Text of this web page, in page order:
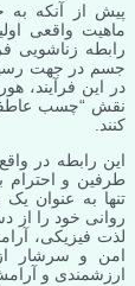
پیش از آنکه به
ماهیت واقعی
رابطه زناشویی
جسم در جهت
در این فرآیند،
نقش “چسب
کنند.
این رابطه در
طرفین و
تنها به عنوان
روانی خود را از
لذت فیزیکی،
امن و سرشار
ارزشمندی و